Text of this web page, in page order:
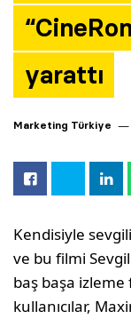
yarattı
Marketing Türkiye
Kendisiyle
ve bu filmi
baş başa izleme
kullanıcılar,